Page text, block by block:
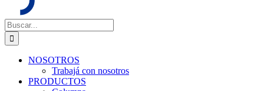
Buscar:
NOSOTROS
Trabajá con nosotros
PRODUCTOS